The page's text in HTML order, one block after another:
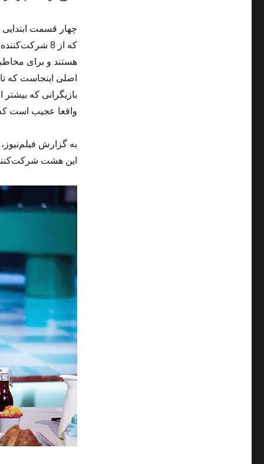
چهار قسمت
هستند و برای
اصلی اینجاست که
بازیگرانی که بیشتر
واقعا عجیب است که
به گزارش
این هشت